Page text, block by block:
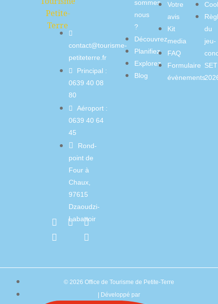
contact@tourisme-
petiteterre.fr
Principal :
0639 40 08
80
Aéroport :
0639 40 64
45
Rond-
point de
Four à
Chaux,
97615
Dzaoudzi-
Labattoir
sommes
nous
?
Découvrez
Planifiez
Explorez
Blog
Votre
avis
Kit
media
FAQ
Formulaire
évènements
du
jeu-
SET
© 2026 Office de Tourisme de Petite-Terre
| Développé par